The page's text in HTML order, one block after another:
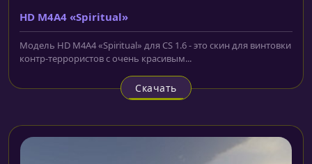
HD M4A4 «Spiritual»
Модель HD M4A4 «Spiritual» для CS 1.6 - это скин для винтовки
контр-террористов с очень красивым...
Скачать